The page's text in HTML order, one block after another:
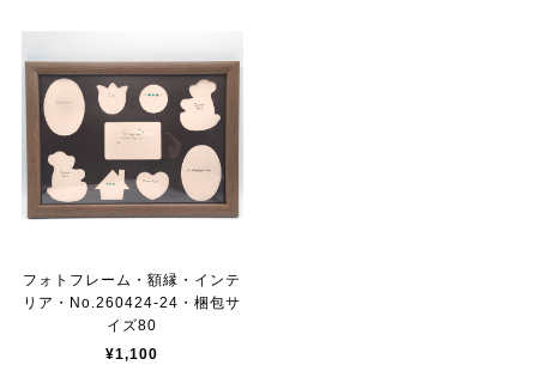
フォトフレーム・額縁・インテ
リア・No.260424-24・梱包サ
イズ80
¥1,100